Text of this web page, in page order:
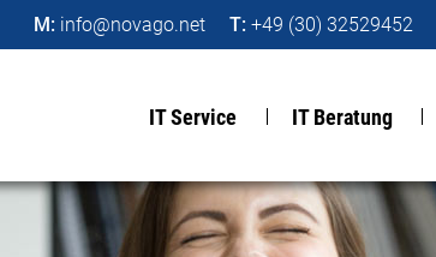
M: info@novago.net T: +49 (30) 32529452
IT Service IT Beratung